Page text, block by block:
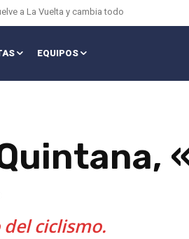
a La Vuelta y cambia todo
EQUIPOS
ciclismo.